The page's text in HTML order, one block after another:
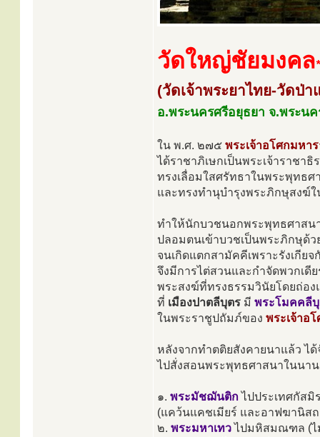
วัดใหญ่ชัยมงคล*
(วัดเจ้าพระยาไทย-วัดป่า
อ.พระนครศรีอยุธยา จ.พระน
ใน พ.ศ. ๒๗๕ พระเจ้าอโศกมหา
ได้ราชาภิเษกเป็นพระเจ้าราชา
ทรงเลื่อมใสศรัทธาในพระพุทธศ
และทรงทำนุบำรุงพระภิกษุสงฆ์
ทำให้นักบวชนอกพระพุทธศาสน
ปลอมตนเข้าบวชเป็นพระภิกษุด้
จนเกิดแตกสามัคคีเพราะรังเกีย
จึงมีการไต่สวนและกำจัดพวกเดี
พระสงฆ์ที่ทรงธรรมวินัยโดยถ่อ
ที่ เมืองปาตลีบุตร มี พระโมคคลีบุ
ในพระราชูปถัมภ์ของ พระเจ้าอ
หลังจากทำตติยสังคายนาแล้ว ได้
ไปสั่งสอนพระพุทธศาสนาในนา
๑. พระมัชฌันติกไปประเทศกัสมิ
(แคว้นแคชเมียร์ และอาฟฆานิส
๒. พระมหาเทวไปมหิสมณฑล (ไ